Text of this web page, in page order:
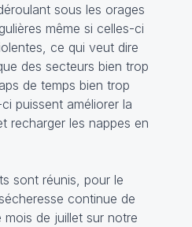
sous les orages
même si celles-ci
ce qui veut dire
des secteurs bien trop
de temps bien trop
puissent améliorer la
recharger les nappes en
sont réunis, pour le
continue de
de juillet sur notre